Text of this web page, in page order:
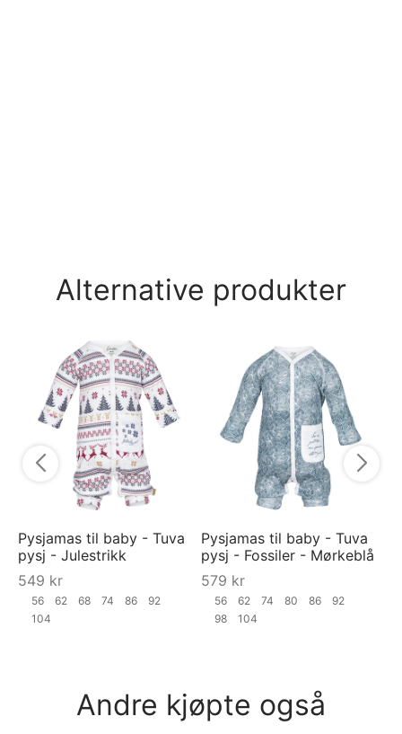
Alternative produkter
Pysjamas til baby - Tuva
pysj - Julestrikk
549 kr
56 62 68 74 86
92
104
Pysjamas til baby - Tuva
pysj - Fossiler - Mørkeblå
579 kr
56 62 74 80 86
92
98
104
Andre kjøpte også